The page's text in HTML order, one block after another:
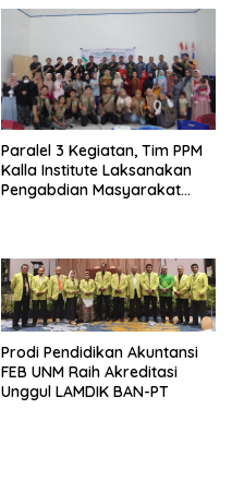
Paralel 3 Kegiatan, Tim PPM
Kalla Institute Laksanakan
Pengabdian Masyarakat
Prodi Pendidikan Akuntansi
FEB UNM Raih Akreditasi
Unggul LAMDIK BAN-PT